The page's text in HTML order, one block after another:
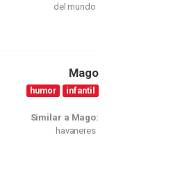
del mundo
Mago
humor infantil
Similar a Mago:
havaneres